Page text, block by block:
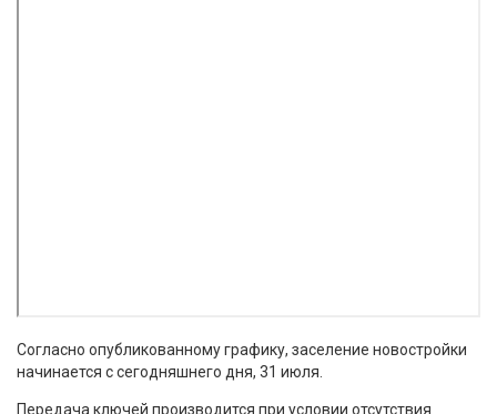
Согласно опубликованному графику, заселение новостройки
начинается с сегодняшнего дня, 31 июля.
Передача ключей производится при условии отсутствия